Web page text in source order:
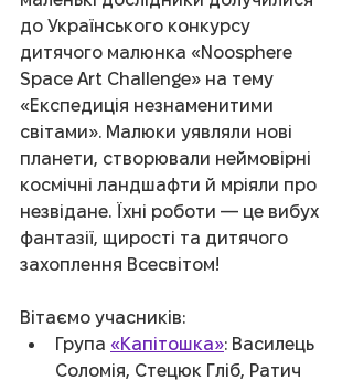
до Українського конкурсу
дитячого малюнка «Noosphere
Space Art Challenge» на тему
«Експедиція незнаменитими
світами». Малюки уявляли нові
планети, створювали неймовірні
космічні ландшафти й мріяли про
незвідане. Їхні роботи — це вибух
фантазії, щирості та дитячого
захоплення Всесвітом!
Вітаємо учасників:
Група «Капітошка»: Василець
Соломія, Стецюк Гліб, Ратич